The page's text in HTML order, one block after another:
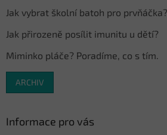
Jak vybrat školní batoh pro prvňáčka?
Jak přirozeně posílit imunitu u dětí?
Miminko pláče? Poradíme, co s tím.
ARCHIV
Informace pro vás